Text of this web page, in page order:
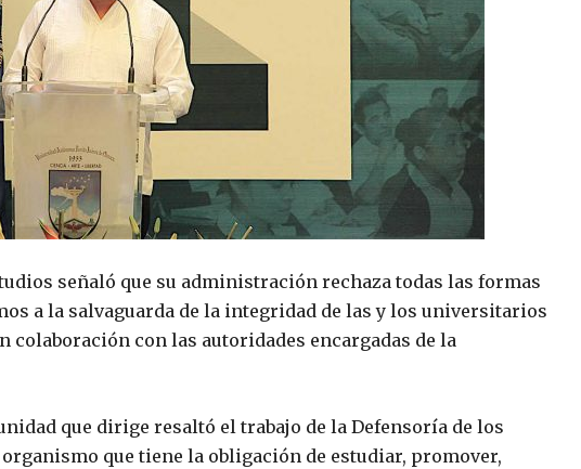
señaló que su administración rechaza todas las formas
a la salvaguarda de la integridad de las y los universitarios
colaboración con las autoridades encargadas de la
que dirige resaltó el trabajo de la Defensoría de los
que tiene la obligación de estudiar, promover,